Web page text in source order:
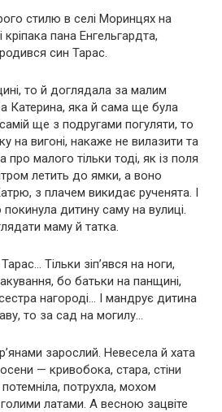
стилю в селі Моринцях на
пана Енгельгардта,
син Тарас.
то й доглядала за малим
Катерина, яка й сама ще була
ще з подругами погуляти, то
на вигоні, накаже не вилазити та
про малого тільки тоді, як із поля
летить до ямки, а воно
з плачем викидає рученята. І
дитину саму на вулиці.
маму й татка.
Тільки зіп’явся на ноги,
бо батьки на панщині,
нагороді… І мандрує дитина
то за сад на могилу…
зарослий. Невесела й хата
— кривобока, стара, стіни
потрухла, мохом
голими латами. А весною зацвіте